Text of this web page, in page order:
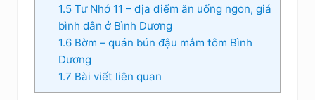
1.5Tư Nhớ 11 – địa điểm ăn uống ngon, giá
bình dân ở Bình Dương
1.6Bờm – quán bún đậu mắm tôm Bình
Dương
1.7 Bài viết liên quan